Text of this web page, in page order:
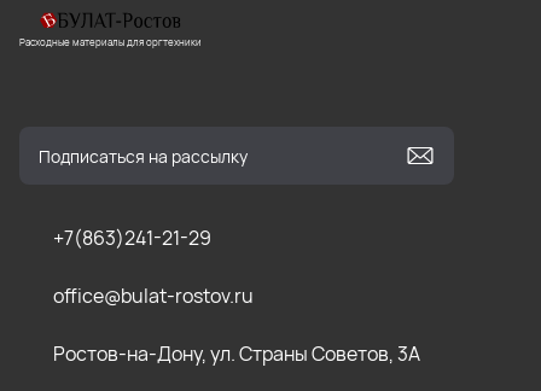
Расходные материалы для оргтехники
+7(863)241-21-29
office@bulat-rostov.ru
Ростов-на-Дону, ул. Страны Советов, 3А